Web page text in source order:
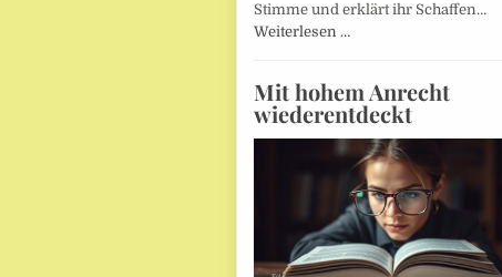
Stimme und erklärt ihr Schaffen…
Weiterlesen …
Mit hohem Anrecht
wiederentdeckt